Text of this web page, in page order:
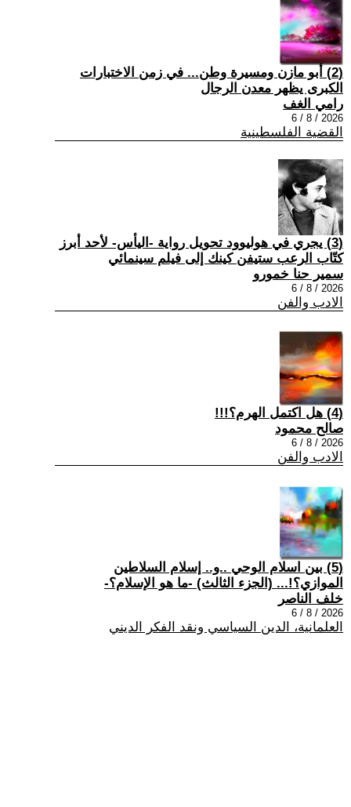
(2) أبو مازن ومسيرة وطن... في زمن الاختبارات
الكبرى يظهر معدن الرجال
رامي الغف
2026 / 8 / 6
القضية الفلسطينية
(3) يجري في هوليوود تحويل رواية -اليأس- لأحد أبرز
كتّاب الرعب ستيفن كينك إلى فيلم سينمائي
سمير حنا خمورو
2026 / 8 / 6
الادب والفن
(4) هل اكتمل الهرم؟!!!
صالح محمود
2026 / 8 / 6
الادب والفن
(5) بين اسلام الوحي ..و.. إسلام السلاطين
الموازي؟!... (الجزء الثالث) -ما هو الإسلام؟-
خلف الناصر
2026 / 8 / 6
العلمانية، الدين السياسي ونقد الفكر الديني